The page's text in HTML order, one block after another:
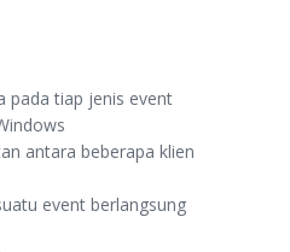
pada tiap jenis event
antara beberapa klien
event berlangsung